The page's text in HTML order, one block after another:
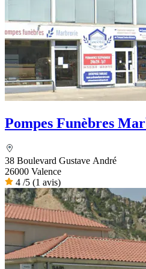
Pompes Funèbres
38 Boulevard Gustave André
26000 Valence
4 /5 (1 avis)